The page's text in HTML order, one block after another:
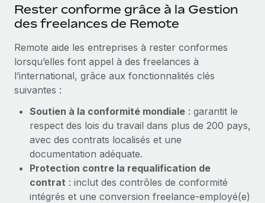
candidats
Gardez un temps d’avance sur les risques en
matière de conformité
Gestion des appareils
dans le monde entier
Création d’entité
Établissez des entités rapidement et en toute
conformité
Mobilité et déménagement international
ÉTUDES DE CAS
Paie multipays
EOR et PEO
Taxes
Explorer le blog
Rester conforme grâce à la Gestion
des freelances de Remote
Remote aide les entreprises à rester conformes
lorsqu’elles font appel à des freelances à
l’international, grâce aux fonctionnalités clés
suivantes :
Soutien à la conformité mondiale : garantit le
respect des lois du travail dans plus de 200 pays,
avec des contrats localisés et une
documentation adéquate.
Protection contre la requalification de
contrat : inclut des contrôles de conformité
intégrés et une conversion freelance-employé(e)